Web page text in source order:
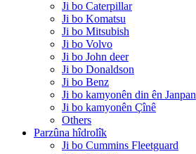
Ji bo Caterpillar
Ji bo Komatsu
Ji bo Mitsubish
Ji bo Volvo
Ji bo John deer
Ji bo Donaldson
Ji bo Benz
Ji bo kamyonên din ên Janpan
Ji bo kamyonên Çînê
Others
Parzûna hîdrolîk
Ji bo Cummins Fleetguard